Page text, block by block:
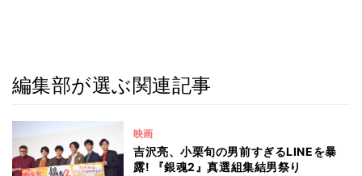
編集部が選ぶ関連記事
映画
吉沢亮、小栗旬の男前すぎるLINEを暴
露! 『銀魂2』真選組集結男祭り